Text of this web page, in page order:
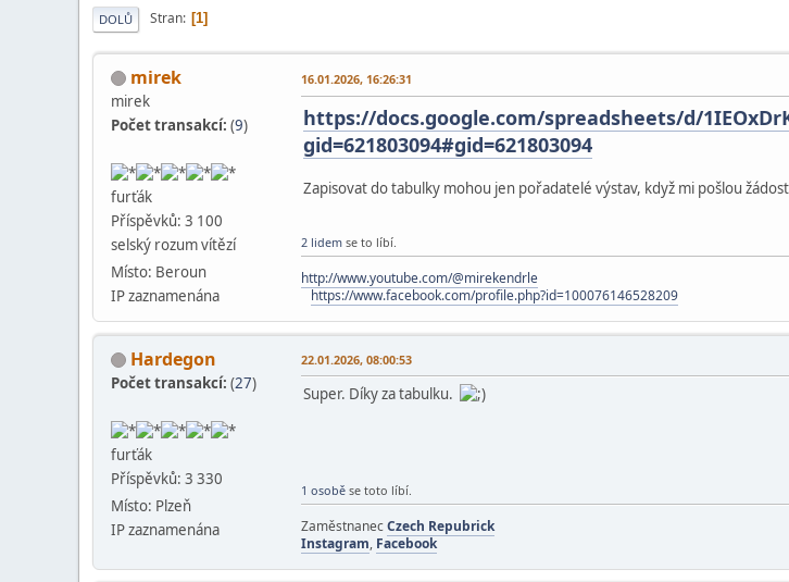
DOLŮ Stran 1
mirek
mirek
Počet transakcí: (9)
furťák
Příspěvků: 3 100
selský rozum vítězí
Místo: Beroun
IP zaznamenána
16.01.2026, 16:26:31
https://docs.google.com/spreadsheets/d/
gid=621803094#gid=621803094
Zapisovat do tabulky mohou jen pořadatelé výstav, když mi pošlou
2 lidem se to líbí.
http://www.youtube.com/@mirekendrle
https://www.facebook.com/profile.php?id=100076146528209
Hardegon
Počet transakcí: (27)
furťák
Příspěvků: 3 330
Místo: Plzeň
IP zaznamenána
22.01.2026, 08:00:53
Super. Díky za tabulku.
1 osobě se toto líbí.
ZaměstnanecCzech Repubrick
Instagram, Facebook